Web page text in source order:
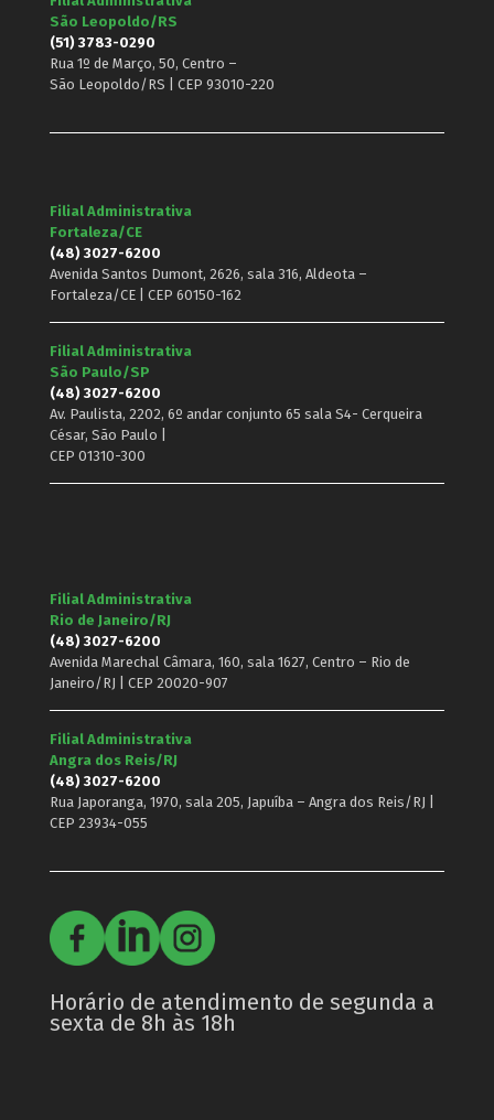
São Leopoldo/RS
(51) 3783-0290
Rua 1º de Março, 50, Centro –
São Leopoldo/RS | CEP 93010-220
Filial Administrativa
Fortaleza/CE
(48) 3027-6200
Avenida Santos Dumont, 2626, sala 316, Aldeota –
Fortaleza/CE | CEP 60150-162
Filial Administrativa
São Paulo/SP
(48) 3027-6200
Av. Paulista, 2202, 6º andar conjunto 65 sala S4- Cerqueira
César, São Paulo |
CEP 01310-300
Filial Administrativa
Rio de Janeiro/RJ
(48) 3027-6200
Avenida Marechal Câmara, 160, sala 1627, Centro – Rio de
Janeiro/RJ | CEP 20020-907
Filial Administrativa
Angra dos Reis/RJ
(48) 3027-6200
Rua Japoranga, 1970, sala 205, Japuíba – Angra dos Reis/RJ |
CEP 23934-055
Horário de atendimento de segunda a
sexta de 8h às 18h